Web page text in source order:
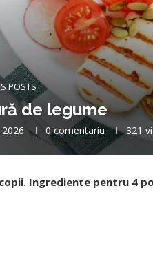
POSTS
de legume
0 comentariu 321
Ingrediente pentru 4